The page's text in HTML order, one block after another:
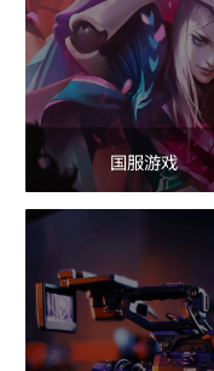
国服游戏